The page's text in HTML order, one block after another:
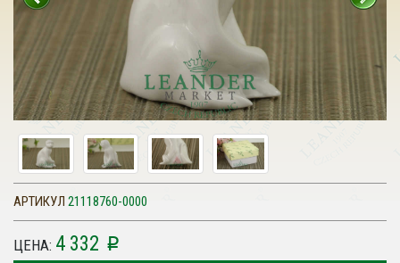
АРТИКУЛ 21118760-0000
ЦЕНА: 4 332 p